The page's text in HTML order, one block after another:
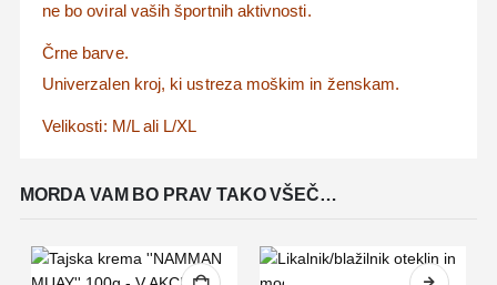
ne bo oviral vaših športnih aktivnosti.
Črne barve.
Univerzalen kroj, ki ustreza moškim in ženskam.
Velikosti: M/L ali L/XL
MORDA VAM BO PRAV TAKO VŠEČ…